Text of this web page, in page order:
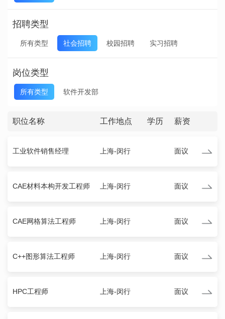
招聘类型
所有类型 社会招聘 校园招聘 实习招聘
岗位类型
所有类型 软件开发部
职位名称 工作地点 学历 薪资
工业软件销售经理 上海-闵行 面议
CAE材料本构开发工程师 上海-闵行 面议
CAE网格算法工程师 上海-闵行 面议
C++图形算法工程师 上海-闵行 面议
HPC工程师 上海-闵行 面议